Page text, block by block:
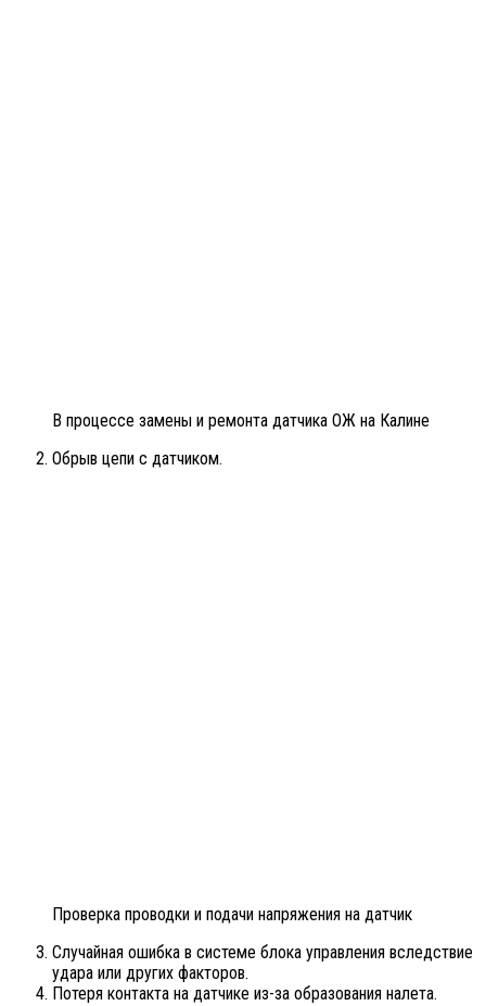
В процессе замены и ремонта датчика ОЖ на Калине
Обрыв цепи с датчиком.
Проверка проводки и подачи напряжения на датчик
Случайная ошибка в системе блока управления вследствие
удара или других факторов.
Потеря контакта на датчике из-за образования налета.